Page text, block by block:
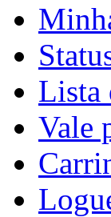
Lista
Vale